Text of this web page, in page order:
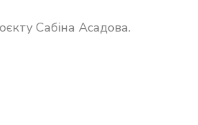
Сабіна Асадова.